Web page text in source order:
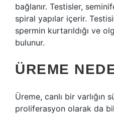
bağlanır. Testisler,
spiral yapılar içerir.
spermin kurtarıldığı ve
bulunur.
ÜREME
Üreme, canlı bir varlığın
proliferasyon olarak da